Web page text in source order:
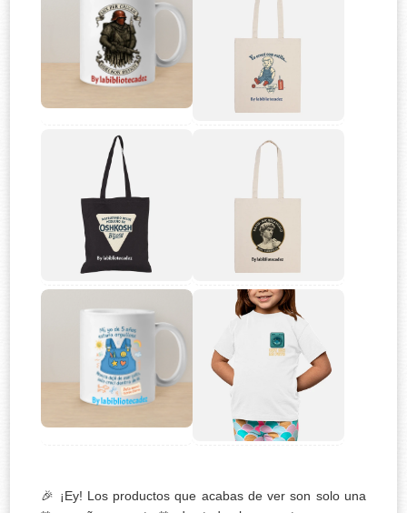
🎉 ¡Ey! Los productos que acabas de ver son solo una